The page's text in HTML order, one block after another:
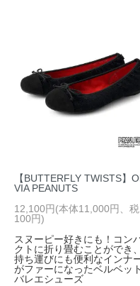
【BUTTERFLY TWISTS】
VIA PEANUTS
12,100円(本体11,000円、税
100円)
スヌーピー好きにも！コン
クトに折り畳むことができ、
持ち運びにも便利なインナ
がファーになったベルベット
バレエシューズ